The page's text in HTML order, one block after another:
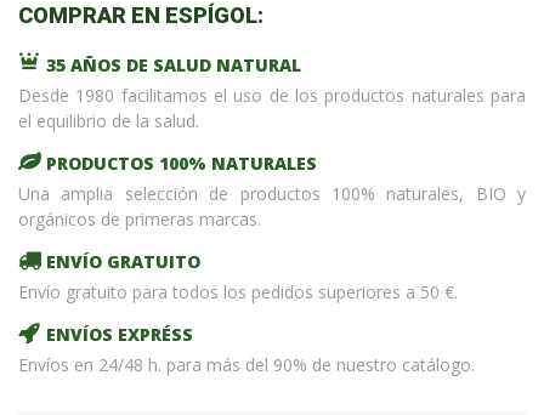
COMPRAR EN ESPÍGOL:
35 AÑOS DE SALUD NATURAL
Desde 1980 facilitamos el uso de los productos naturales para
el equilibrio de la salud.
PRODUCTOS 100% NATURALES
Una amplia selección de productos 100% naturales, BIO y
orgánicos de primeras marcas.
ENVÍO GRATUITO
Envío gratuito para todos los pedidos superiores a 50 €.
ENVÍOS EXPRÉSS
Envíos en 24/48 h. para más del 90% de nuestro catálogo.